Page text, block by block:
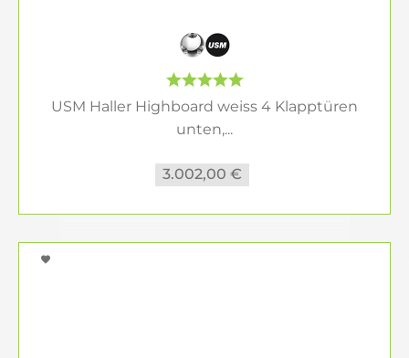
USM Haller Highboard weiss 4 Klapptüren
unten,...
3.002,00 €